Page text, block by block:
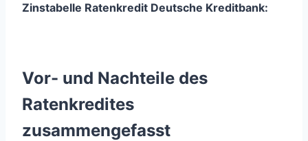
Zinstabelle Ratenkredit Deutsche Kreditbank:
Vor- und Nachteile des
Ratenkredites
zusammengefasst